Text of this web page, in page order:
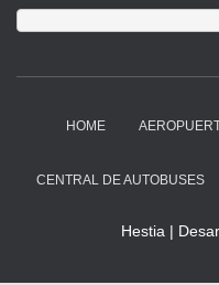
HOME
CENTRAL DE AUTOBUSES
Hestia |